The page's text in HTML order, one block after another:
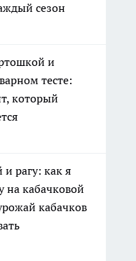
сезон
и
тесте:
который
рагу: как я
на кабачковой
кабачков